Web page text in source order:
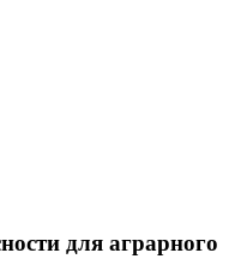
для аграрного